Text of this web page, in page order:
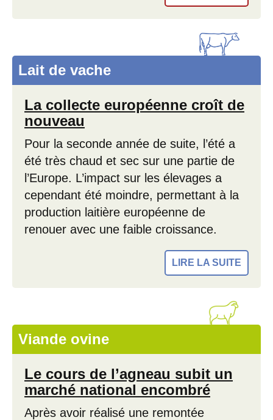
Lait de vache
La collecte européenne croît de
nouveau
Pour la seconde année de suite, l’été a
été très chaud et sec sur une partie de
l’Europe. L’impact sur les élevages a
cependant été moindre, permettant à la
production laitière européenne de
renouer avec une faible croissance.
LIRE LA SUITE
Viande ovine
Le cours de l’agneau subit un
marché national encombré
Après avoir réalisé une remontée